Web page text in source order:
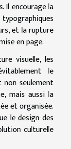
Il encourage la
et la rupture
en page.
visuelle, les
le
non seulement
mais aussi la
et organisée.
le design des
culturelle